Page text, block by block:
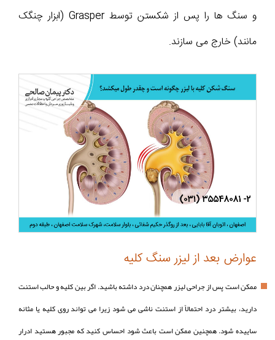
و سنگ ها را پس از شکستن توسط Grasper (ابزار چنگک
مانند) خارج می سازند.
عوارض بعد از لیزر سنگ کلیه
ممکن است پس از جراحی لیزر همچنان درد داشته باشید. اگر بین کلیه و حالب استنت
دارید، بیشتر درد احتمالاً از استنت ناشی می شود زیرا می تواند روی کلیه یا مثانه
ساییده شود. همچنین ممکن است باعث شود احساس کنید که مجبور هستید ادرار